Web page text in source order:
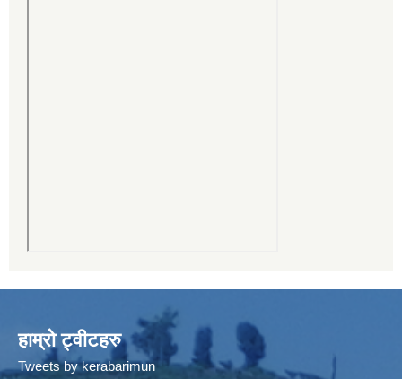
हाम्रो ट्वीटहरु
Tweets by kerabarimun